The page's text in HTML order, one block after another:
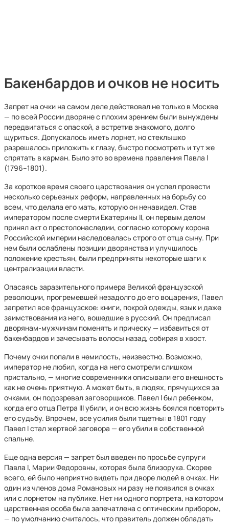
Бакенбардов и очков не носить
Запрет на очки на самом деле действовал не только в Москве
— по всей России дворяне с плохим зрением были вынуждены
передвигаться с опаской, а встретив знакомого, долго
щуриться. Допускалось иметь лорнет, но стеклышко
разрешалось приложить к глазу, быстро посмотреть и тут же
спрятать в карман. Было это во времена правления Павла I
(1796–1801).
За короткое время своего царствования он успел провести
несколько серьезных реформ, направленных на борьбу со
всем, что делала его мать, которую он ненавидел. Став
императором после смерти Екатерины II, он первым делом
принял акт о престолонаследии, согласно которому корона
Российской империи наследовалась строго от отца сыну. При
нем были ослаблены позиции дворянства и улучшилось
положение крестьян, были предприняты некоторые шаги к
централизации власти.
Опасаясь заразительного примера Великой французской
революции, прогремевшей незадолго до его воцарения, Павел
запретил все французское: книги, покрой одежды, язык и даже
заимствования из него, вошедшие в русский. Он предписал
дворянам-мужчинам поменять и прическу — избавиться от
бакенбардов и зачесывать волосы назад, собирая в хвост.
Почему очки попали в немилость, неизвестно. Возможно,
император не любил, когда на него смотрели слишком
пристально, — многие современники описывали его внешность
как не очень приятную. А может быть, в людях, прячущихся за
очками, он подозревал заговорщиков. Павел I был ребенком,
когда его отца Петра III убили, и он всю жизнь боялся повторить
его судьбу. Впрочем, все усилия были тщетны: в 1801 году
Павел I стал жертвой заговора — его убили в собственной
спальне.
Еще одна версия — запрет был введен по просьбе супруги
Павла I, Марии Федоровны, которая была близорука. Скорее
всего, ей было неприятно видеть при дворе людей в очках. Ни
один из членов дома Романовых ни разу не появился в очках
или с лорнетом на публике. Нет ни одного портрета, на котором
царственная особа была запечатлена с оптическим прибором,
— по умолчанию считалось, что правитель должен обладать